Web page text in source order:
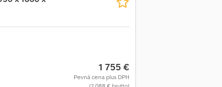
1 755 €
Pevná cena plus DPH